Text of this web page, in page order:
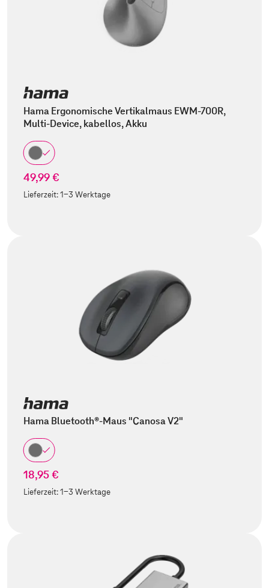
Hama Ergonomische Vertikalmaus EWM-700R,
Multi-Device, kabellos, Akku
49,99 €
Lieferzeit:1-3 Werktage
Hama Bluetooth®-Maus "Canosa V2"
18,95 €
Lieferzeit:1-3 Werktage